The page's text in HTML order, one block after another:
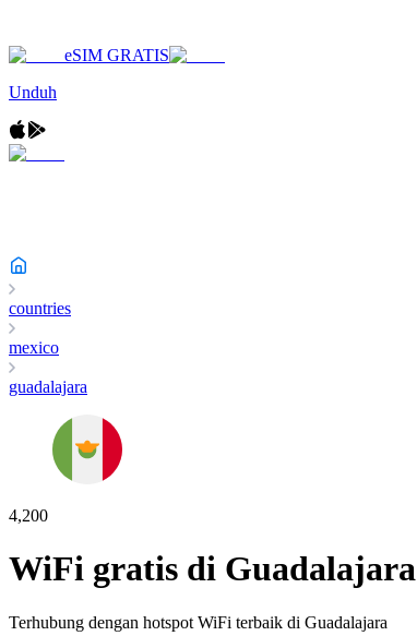
eSIM GRATIS
Unduh
countries
mexico
guadalajara
4,200
WiFi gratis di Guadalajara
Terhubung dengan hotspot WiFi terbaik di Guadalajara